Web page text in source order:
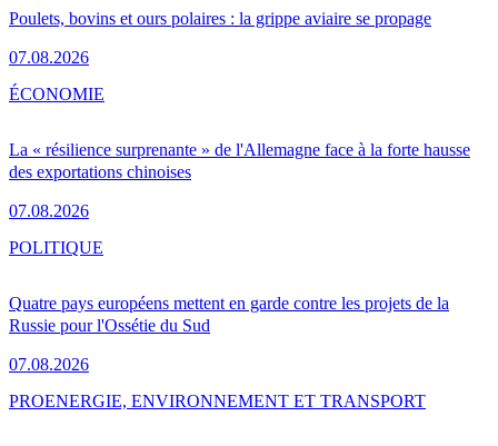
Poulets, bovins et ours polaires : la grippe aviaire se propage
07.08.2026
La « résilience surprenante » de l'Allemagne face à la forte hausse
des exportations chinoises
07.08.2026
ÉCONOMIE
Quatre pays européens mettent en garde contre les projets de la
Russie pour l'Ossétie du Sud
07.08.2026
POLITIQUE
PROENERGIE, ENVIRONNEMENT ET TRANSPORT